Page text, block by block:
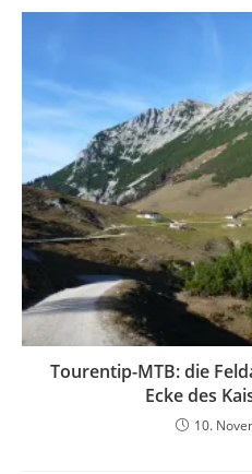
Tourentip-MTB: die
Ecke des
10.